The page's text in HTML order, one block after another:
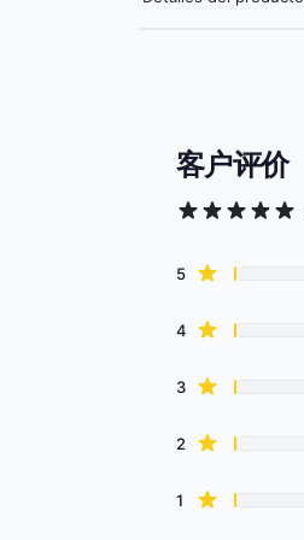
客户评价
Review data
5star reviews
4 star reviews
3star reviews
2 star reviews
1 star reviews